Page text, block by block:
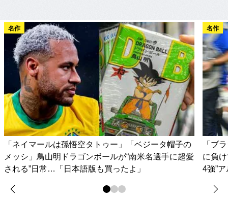
名作
「ネイマールは孫悟空タトゥー」「ベジータ帽子の
メッシ」鳥山明ドラゴンボールが“南米名選手に超愛
される”日常…「日本語版も買ったよ」
名作
「ブ
に負
4強”